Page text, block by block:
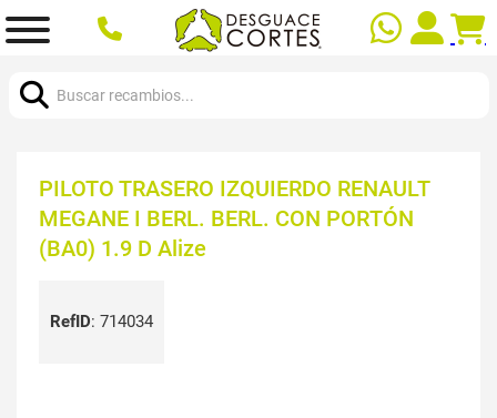
PILOTO TRASERO IZQUIERDO RENAULT
MEGANE I BERL. BERL. CON PORTÓN
(BA0) 1.9 D Alize
RefID: 714034